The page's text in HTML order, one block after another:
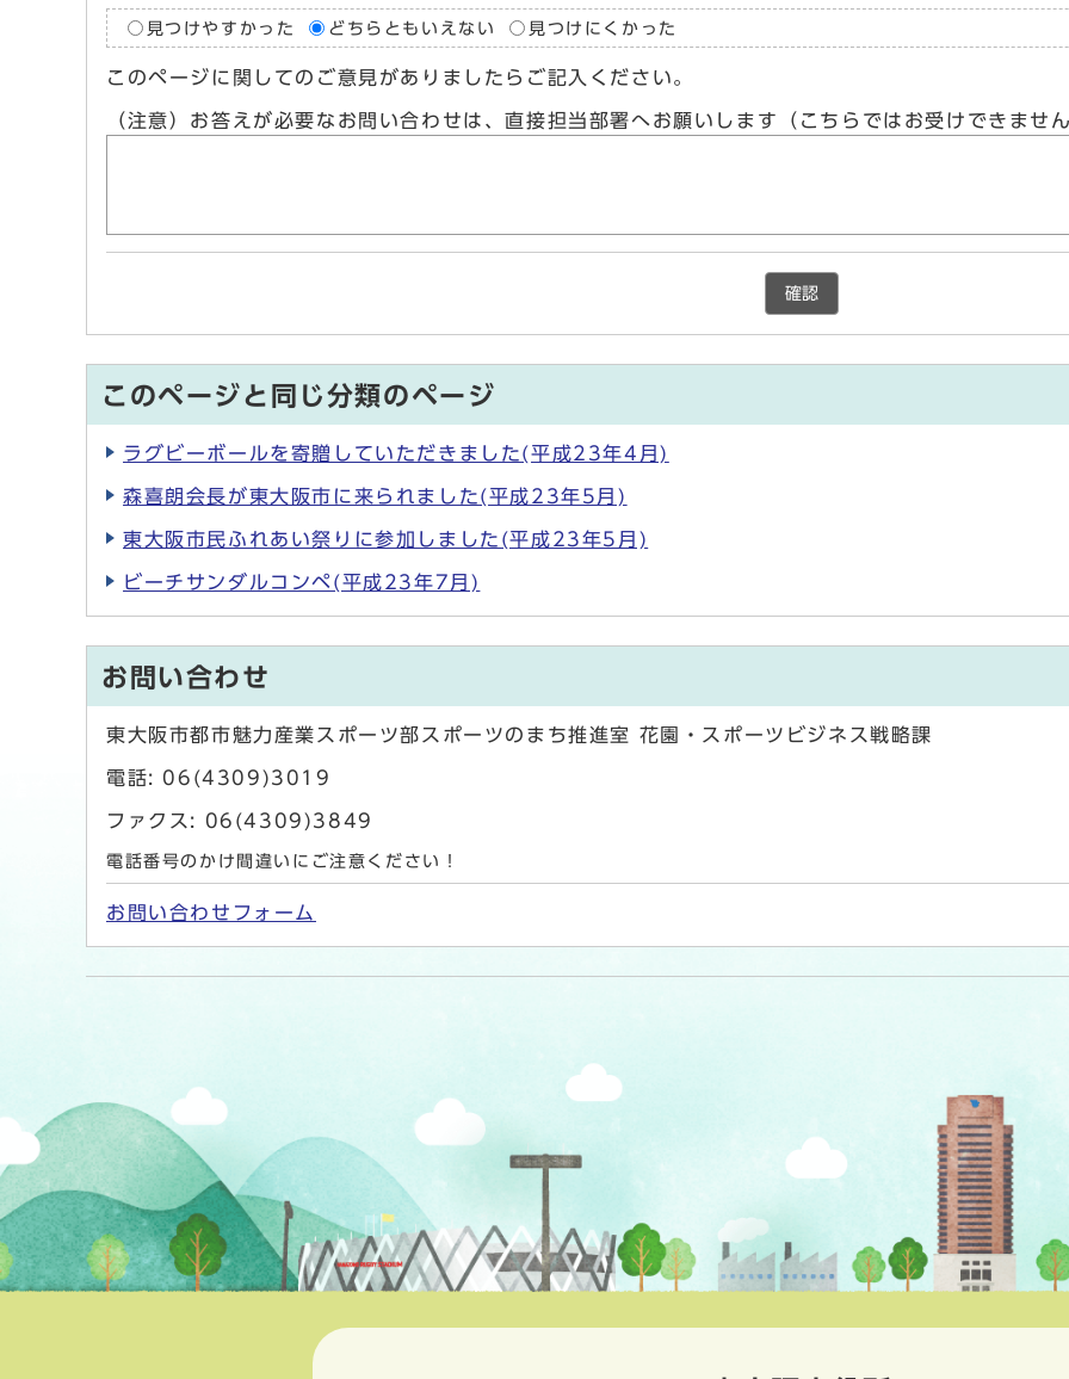
見つけやすかった どちらともいえない 見つけにくかった
このページに関してのご意見がありましたらご記入ください。
（注意）お答えが必要なお問い合わせは、直接担当部署へお願いします（こちらではお受けできませ
確認
このページと同じ分類のページ
ラグビーボールを寄贈していただきました(平成23年4月)
森喜朗会長が東大阪市に来られました(平成23年5月)
東大阪市民ふれあい祭りに参加しました(平成23年5月)
ビーチサンダルコンペ(平成23年7月)
お問い合わせ
東大阪市都市魅力産業スポーツ部スポーツのまち推進室 花園・スポーツビジネス戦略課
電話: 06(4309)3019
ファクス: 06(4309)3849
電話番号のかけ間違いにご注意ください！
お問い合わせフォーム